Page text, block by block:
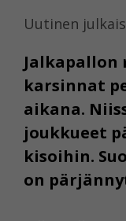
Uutinen
Jalkapallon
karsinnat
aikana.
joukkueet
kisoihin.
on